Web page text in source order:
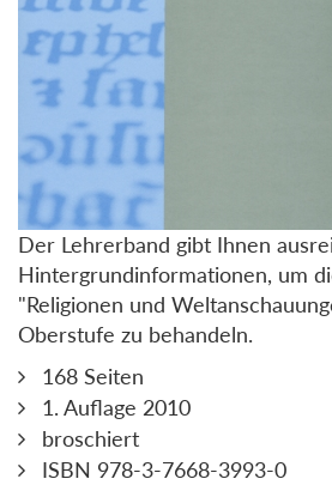
Der Lehrerband gibt Ihnen
Hintergrundinformationen, um
"Religionen und
Oberstufe zu behandeln.
168 Seiten
1. Auflage 2010
broschiert
ISBN 978-3-7668-3993-0